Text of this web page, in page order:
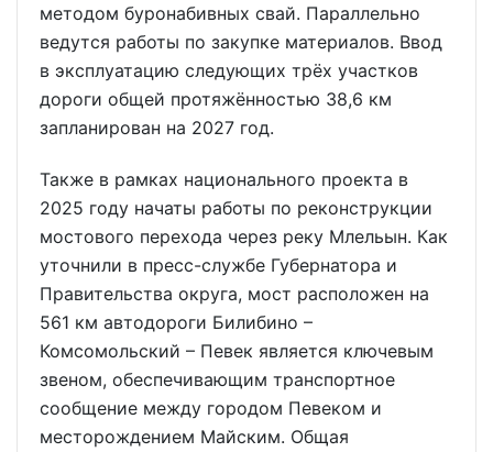
методом буронабивных свай. Параллельно
ведутся работы по закупке материалов. Ввод
в эксплуатацию следующих трёх участков
дороги общей протяжённостью 38,6 км
запланирован на 2027 год.
Также в рамках национального проекта в
2025 году начаты работы по реконструкции
мостового перехода через реку Млельын. Как
уточнили в пресс-службе Губернатора и
Правительства округа, мост расположен на
561 км автодороги Билибино –
Комсомольский – Певек является ключевым
звеном, обеспечивающим транспортное
сообщение между городом Певеком и
месторождением Майским. Общая